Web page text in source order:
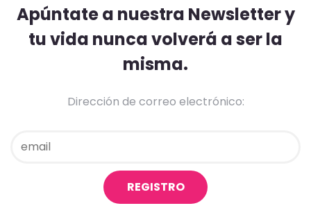
Apúntate a nuestra Newsletter y
tu vida nunca volverá a ser la
misma.
Dirección de correo electrónico: